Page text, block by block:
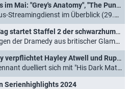
Disney+- und Hulu-Highlights im Mai: "Grey's Anatomy", "The Punisher"-Special und "Rivals"
im Überblick (29.04.2026)
Romanadaption mit Ex-"Doctor Who"-Star David Tennant
Glamourwelt der 1980er-Jahre enthüllt (06.02.2026)
"Rivals": Schlüpfrige Dramedy verpflichtet Hayley Atwell und Rupert Everett für Staffel 2
"His Dark Materials"-Darsteller Alex Hassell (20.08.2025)
Serienhighlights 2024